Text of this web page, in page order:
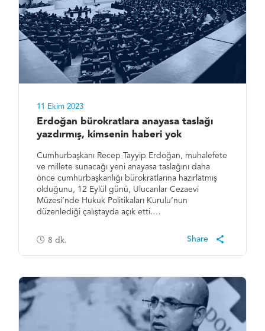
11 Ekim 2023
Erdoğan bürokratlara anayasa taslağı
yazdırmış, kimsenin haberi yok
Cumhurbaşkanı Recep Tayyip Erdoğan, muhalefete
ve millete sunacağı yeni anayasa taslağını daha
önce cumhurbaşkanlığı bürokratlarına hazırlatmış
olduğunu, 12 Eylül günü, Ulucanlar Cezaevi
Müzesi’nde Hukuk Politikaları Kurulu’nun
düzenlediği çalıştayda açık etti.…
8 dk.